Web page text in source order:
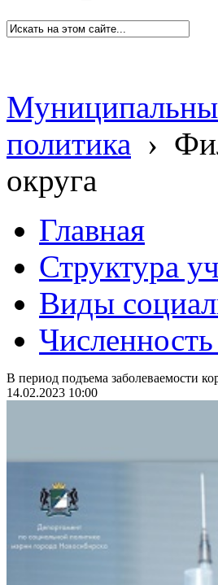
политика ›
округа
Главная
Структура
Виды
В период подъема заболеваемости
14.02.2023 10:00